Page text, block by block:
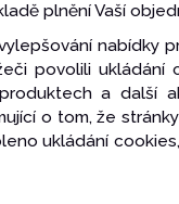
plnění Vaší
nabídky
povolili ukládání
a další
o tom, že
ukládání